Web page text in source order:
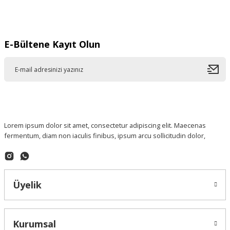
E-Bültene Kayıt Olun
Lorem ipsum dolor sit amet, consectetur adipiscing elit. Maecenas
fermentum, diam non iaculis finibus, ipsum arcu sollicitudin dolor,
Üyelik
Kurumsal